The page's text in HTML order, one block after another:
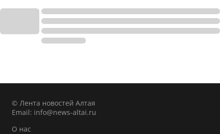
© Лента новостей Алтая
Email: info@news-altai.ru
О нас